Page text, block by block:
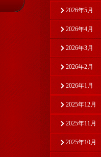
2026年5月
2026年4月
2026年3月
2026年2月
2026年1月
2025年12月
2025年11月
2025年10月